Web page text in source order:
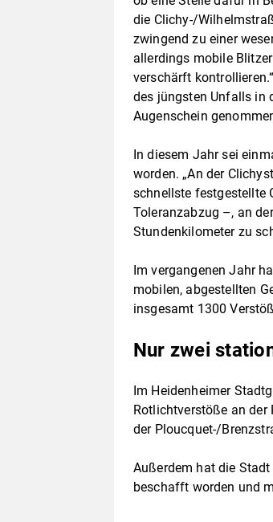
die Clichy-/
zwingend zu einer
allerdings mobile
verschärft
des jüngsten Unfalls in
Augenschein
In diesem Jahr sei
worden. „An der
schnellste festgestellte
Toleranzabzug –, an
Stundenkilometer zu
Im vergangenen Jahr
mobilen, abgestellten
insgesamt 1300
Nur zwei
Im Heidenheimer
Rotlichtverstöße an der
der Ploucquet-/
Außerdem hat die
beschafft worden und